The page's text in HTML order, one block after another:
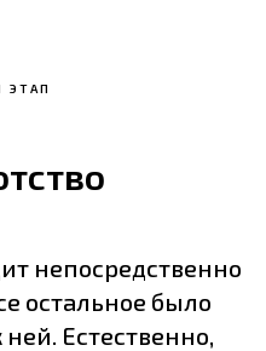
ЭТАП
непосредственно
остальное было
Естественно,